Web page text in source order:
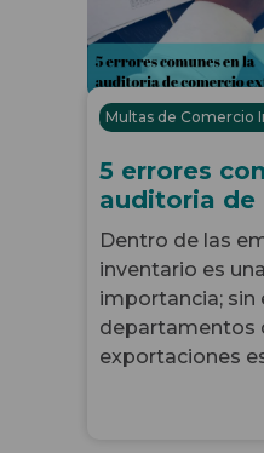
Multas de Comercio
5 errores
auditoria
Dentro de las
inventario es
importancia; sin
departamentos
exportaciones